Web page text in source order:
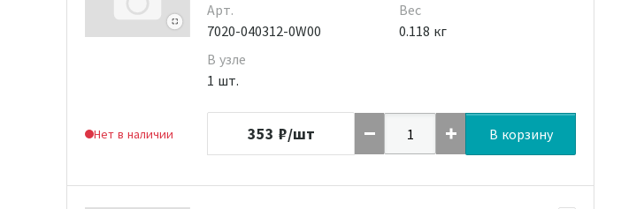
Нет в наличии
Арт.
7020-040312-0W00
В узле
1 шт.
Вес
0.118 кг
353 ₽/шт В корзину